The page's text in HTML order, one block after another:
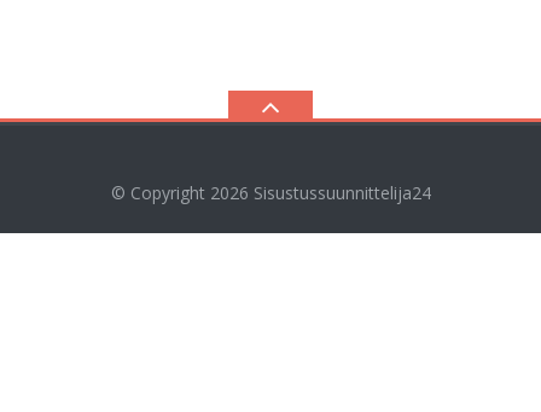
© Copyright 2026 Sisustussuunnittelija24